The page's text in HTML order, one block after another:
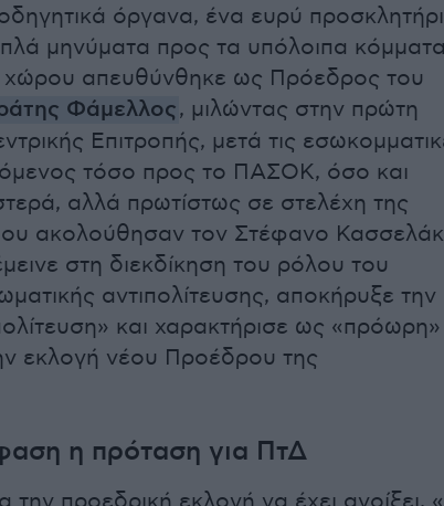
όργανα, ένα ευρύ
μηνύματα προς τα υπόλοιπα
χώρου απευθύνθηκε ως Πρόεδρος του
Φάμελλος, μιλώντας στην πρώτη
Επιτροπής, μετά τις
τόσο προς το ΠΑΣΟΚ, όσο και
αλλά πρωτίστως σε στελέχη της
ακολούθησαν τον Στέφανο
στη διεκδίκηση του ρόλου του
αντιπολίτευσης, αποκήρυξε την
και χαρακτήρισε ως «πρόωρη»
εκλογή νέου Προέδρου της
η πρόταση για ΠτΔ